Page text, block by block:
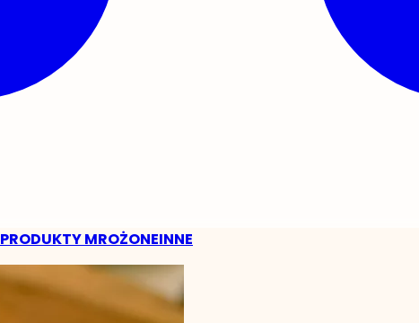
PRODUKTY MROŻONEINNE